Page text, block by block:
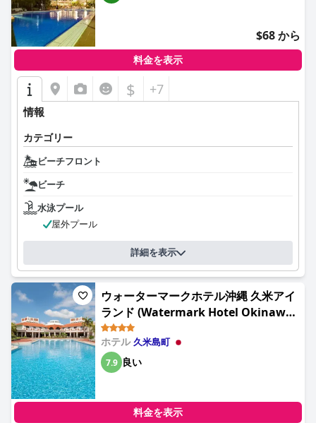
$68 から
料金を表示
$ +7
情報
カテゴリー
ビーチフロント
ビーチ
水泳プール
屋外プール
詳細を表示
ウォーターマークホテル沖縄 久米アイ
ランド (Watermark Hotel Okinawa
Kume Island)
ホテル久米島町
7.9 良い
料金を表示